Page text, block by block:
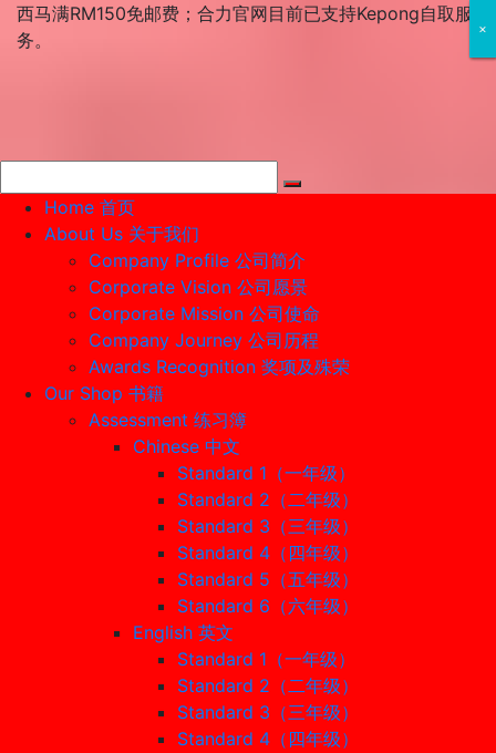
Skip西马满RM150免邮费；合力官网目前已支持Kepong自取服
务。
Home 首页
About Us 关于我们
Company Profile 公司简介
Corporate Vision 公司愿景
Corporate Mission 公司使命
Company Journey 公司历程
Awards Recognition 奖项及殊荣
Our Shop 书籍
Assessment 练习簿
Chinese 中文
Standard 1（一年级）
Standard 2（二年级）
Standard 3（三年级）
Standard 4（四年级）
Standard 5（五年级）
Standard 6（六年级）
English 英文
Standard 1（一年级）
Standard 2（二年级）
Standard 3（三年级）
Standard 4（四年级）
×
×
×